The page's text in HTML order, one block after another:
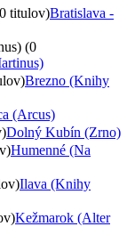
titulov)Bratislava -
(0
Brezno (Knihy
(Arcus)
Dolný Kubín (Zrno)
Humenné (Na
Ilava (Knihy
Kežmarok (Alter